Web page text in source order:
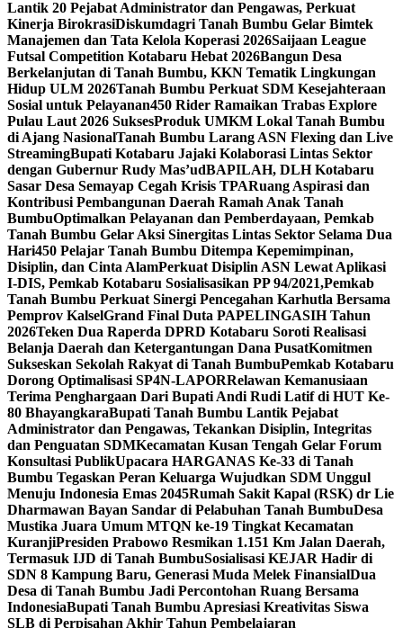
Lantik 20 Pejabat Administrator dan Pengawas, Perkuat
Kinerja BirokrasiDiskumdagri Tanah Bumbu Gelar Bimtek
Manajemen dan Tata Kelola Koperasi 2026Saijaan League
Futsal Competition Kotabaru Hebat 2026Bangun Desa
Berkelanjutan di Tanah Bumbu, KKN Tematik Lingkungan
Hidup ULM 2026Tanah Bumbu Perkuat SDM Kesejahteraan
Sosial untuk Pelayanan450 Rider Ramaikan Trabas Explore
Pulau Laut 2026 SuksesProduk UMKM Lokal Tanah Bumbu
di Ajang NasionalTanah Bumbu Larang ASN Flexing dan Live
StreamingBupati Kotabaru Jajaki Kolaborasi Lintas Sektor
dengan Gubernur Rudy Mas’udBAPILAH, DLH Kotabaru
Sasar Desa Semayap Cegah Krisis TPARuang Aspirasi dan
Kontribusi Pembangunan Daerah Ramah Anak Tanah
BumbuOptimalkan Pelayanan dan Pemberdayaan, Pemkab
Tanah Bumbu Gelar Aksi Sinergitas Lintas Sektor Selama Dua
Hari450 Pelajar Tanah Bumbu Ditempa Kepemimpinan,
Disiplin, dan Cinta AlamPerkuat Disiplin ASN Lewat Aplikasi
I-DIS, Pemkab Kotabaru Sosialisasikan PP 94/2021,Pemkab
Tanah Bumbu Perkuat Sinergi Pencegahan Karhutla Bersama
Pemprov KalselGrand Final Duta PAPELINGASIH Tahun
2026Teken Dua Raperda DPRD Kotabaru Soroti Realisasi
Belanja Daerah dan Ketergantungan Dana PusatKomitmen
Sukseskan Sekolah Rakyat di Tanah BumbuPemkab Kotabaru
Dorong Optimalisasi SP4N-LAPORRelawan Kemanusiaan
Terima Penghargaan Dari Bupati Andi Rudi Latif di HUT Ke-
80 BhayangkaraBupati Tanah Bumbu Lantik Pejabat
Administrator dan Pengawas, Tekankan Disiplin, Integritas
dan Penguatan SDMKecamatan Kusan Tengah Gelar Forum
Konsultasi PublikUpacara HARGANAS Ke-33 di Tanah
Bumbu Tegaskan Peran Keluarga Wujudkan SDM Unggul
Menuju Indonesia Emas 2045Rumah Sakit Kapal (RSK) dr Lie
Dharmawan Bayan Sandar di Pelabuhan Tanah BumbuDesa
Mustika Juara Umum MTQN ke-19 Tingkat Kecamatan
KuranjiPresiden Prabowo Resmikan 1.151 Km Jalan Daerah,
Termasuk IJD di Tanah BumbuSosialisasi KEJAR Hadir di
SDN 8 Kampung Baru, Generasi Muda Melek FinansialDua
Desa di Tanah Bumbu Jadi Percontohan Ruang Bersama
IndonesiaBupati Tanah Bumbu Apresiasi Kreativitas Siswa
SLB di Perpisahan Akhir Tahun Pembelajaran